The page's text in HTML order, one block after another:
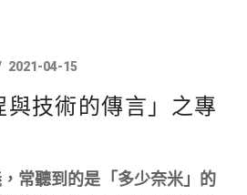
2021-04-15
與技術的傳言」之專
常聽到的是「多少奈米」的